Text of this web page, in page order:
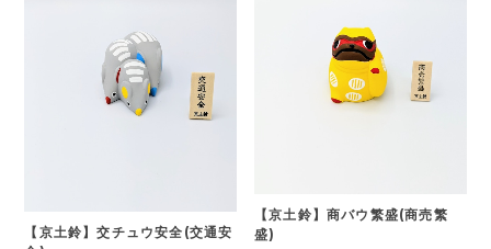
【京土鈴】交チュウ安全(交通安
【京土鈴】商バウ繁盛(商売繁
盛)